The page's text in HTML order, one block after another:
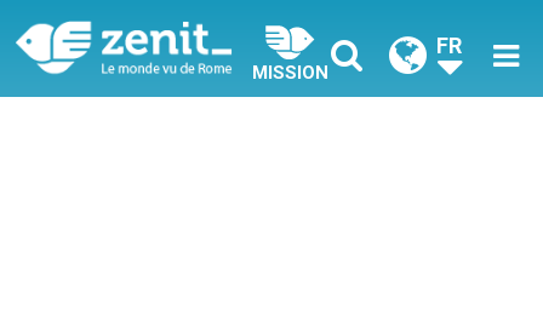
MISSION
FR